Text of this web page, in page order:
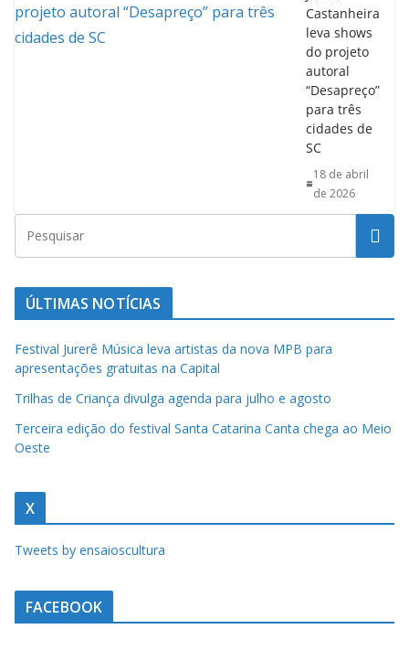
leva shows
do projeto
autoral
“Desapreço”
para três
cidades de
SC
de 2026
ÚLTIMAS NOTÍCIAS
apresentações gratuitas na Capital
Oeste
X
FACEBOOK